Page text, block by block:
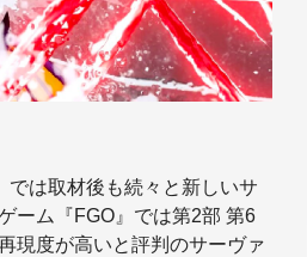
では取材後も続々と新しいサ
ーム『FGO』では第2部 第6
現度が高いと評判のサーヴァ